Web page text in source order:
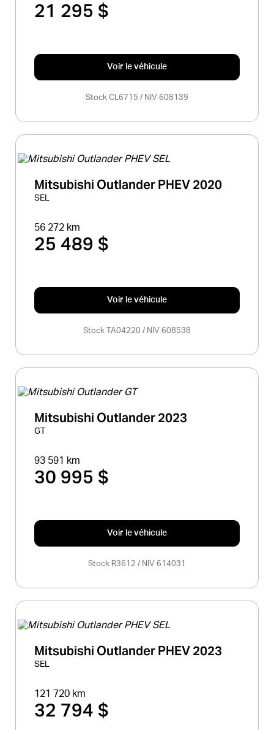
21 295 $
Voir le véhicule
Stock CL6715 / NIV 608139
Mitsubishi Outlander PHEV 2020
SEL
56 272 km
25 489 $
Voir le véhicule
Stock TA04220 / NIV 608538
Mitsubishi Outlander 2023
GT
93 591 km
30 995 $
Voir le véhicule
Stock R3612 / NIV 614031
Mitsubishi Outlander PHEV 2023
SEL
121 720 km
32 794 $